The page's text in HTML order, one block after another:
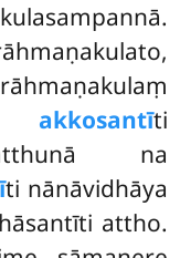
akkosantīti
na
ti nānāvidhāya
attho.